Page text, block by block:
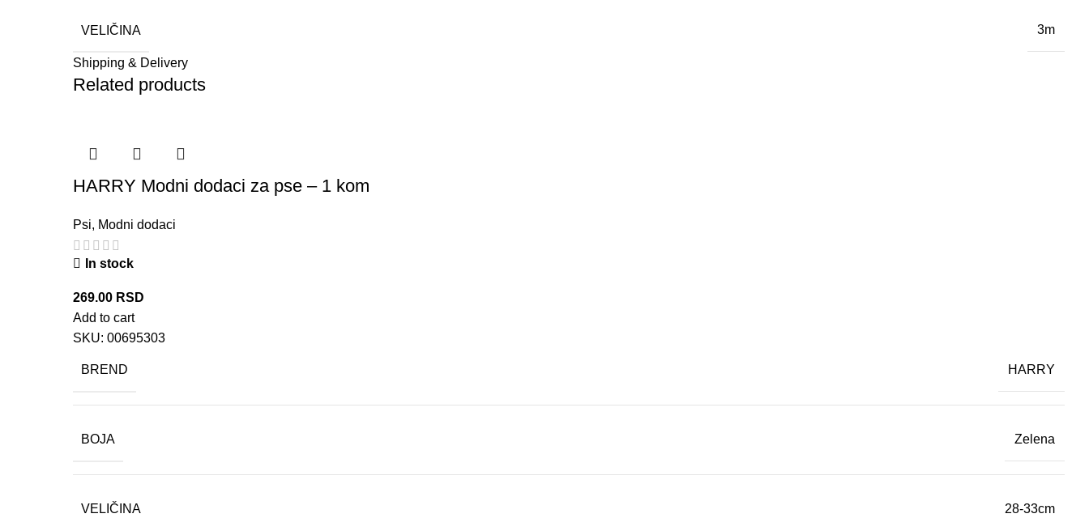
VELIČINA 3m
Shipping & Delivery
Related products
HARRY Modni dodaci za pse – 1 kom
Psi, Modni dodaci
In stock
269.00 RSD
Add to cart
SKU: 00695303
BREND HARRY
BOJA Zelena
VELIČINA 28-33cm